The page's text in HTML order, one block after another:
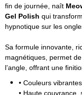
fin de journée, naît
Gel Polish qui
hypnotique sur les
Sa formule innovante,
magnétiques, permet
l’angle, offrant une
• Couleurs
• Haute